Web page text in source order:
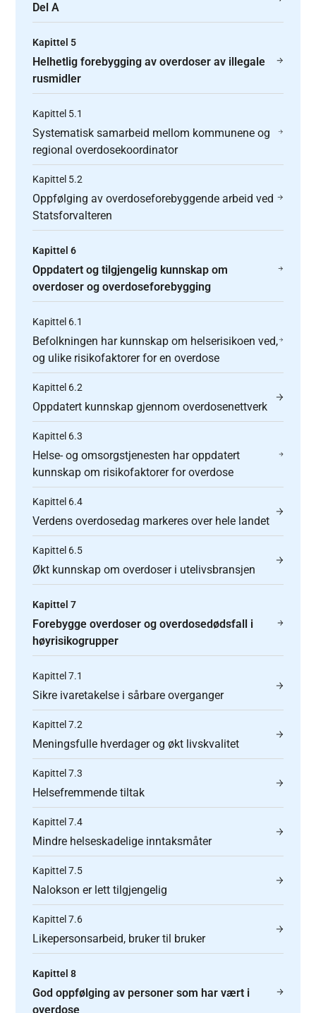
Del A
Kapittel 5
Helhetlig forebygging av overdoser av illegale
rusmidler
Kapittel 5.1
Systematisk samarbeid mellom kommunene og
regional overdosekoordinator
Kapittel 5.2
Oppfølging av overdoseforebyggende arbeid ved
Statsforvalteren
Kapittel 6
Oppdatert og tilgjengelig kunnskap om
overdoser og overdoseforebygging
Kapittel 6.1
Befolkningen har kunnskap om helserisikoen ved,
og ulike risikofaktorer for en overdose
Kapittel 6.2
Oppdatert kunnskap gjennom overdosenettverk
Kapittel 6.3
Helse- og omsorgstjenesten har oppdatert
kunnskap om risikofaktorer for overdose
Kapittel 6.4
Verdens overdosedag markeres over hele landet
Kapittel 6.5
Økt kunnskap om overdoser i utelivsbransjen
Kapittel 7
Forebygge overdoser og overdosedødsfall i
høyrisikogrupper
Kapittel 7.1
Sikre ivaretakelse i sårbare overganger
Kapittel 7.2
Meningsfulle hverdager og økt livskvalitet
Kapittel 7.3
Helsefremmende tiltak
Kapittel 7.4
Mindre helseskadelige inntaksmåter
Kapittel 7.5
Nalokson er lett tilgjengelig
Kapittel 7.6
Likepersonsarbeid, bruker til bruker
Kapittel 8
God oppfølging av personer som har vært i
overdose